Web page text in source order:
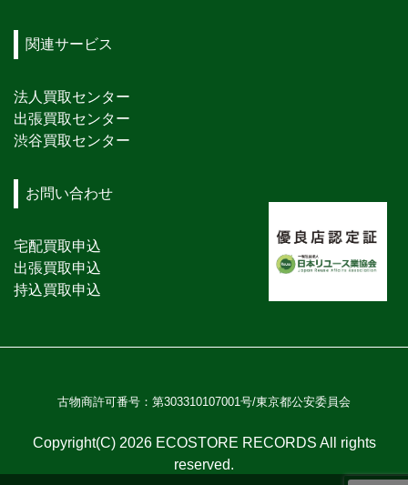
関連サービス
法人買取センター
出張買取センター
渋谷買取センター
お問い合わせ
宅配買取申込
出張買取申込
持込買取申込
古物商許可番号：第303310107001号/東京都公安委員会
Copyright(C) 2026 ECOSTORE RECORDS All rights
reserved.